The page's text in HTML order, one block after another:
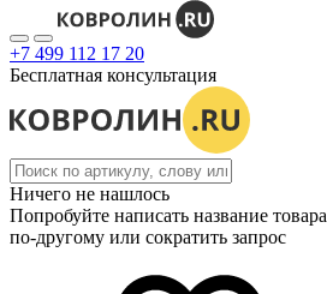
+7 499 112 17 20
Бесплатная консультация
Ничего не нашлось
Попробуйте написать название товара
по-другому или сократить запрос